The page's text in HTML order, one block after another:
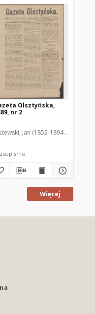
Olsztyńska,
nr 2
Jan (1852-1894). Red.
Więcej